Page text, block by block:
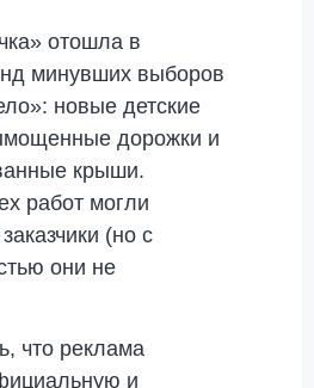
отошла в
минувших выборов
новые детские
дорожки и
крыши.
работ могли
(но с
они не
что реклама
и